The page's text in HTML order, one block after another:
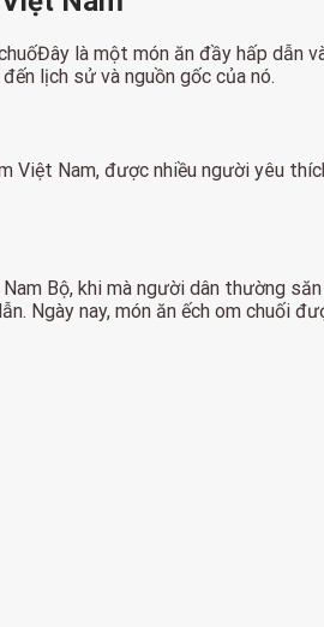
là một món ăn đầy hấp dẫn
lịch sử và nguồn gốc của nó.
Việt Nam, được nhiều người yêu
Bộ, khi mà người dân thường
Ngày nay, món ăn ếch om chuối